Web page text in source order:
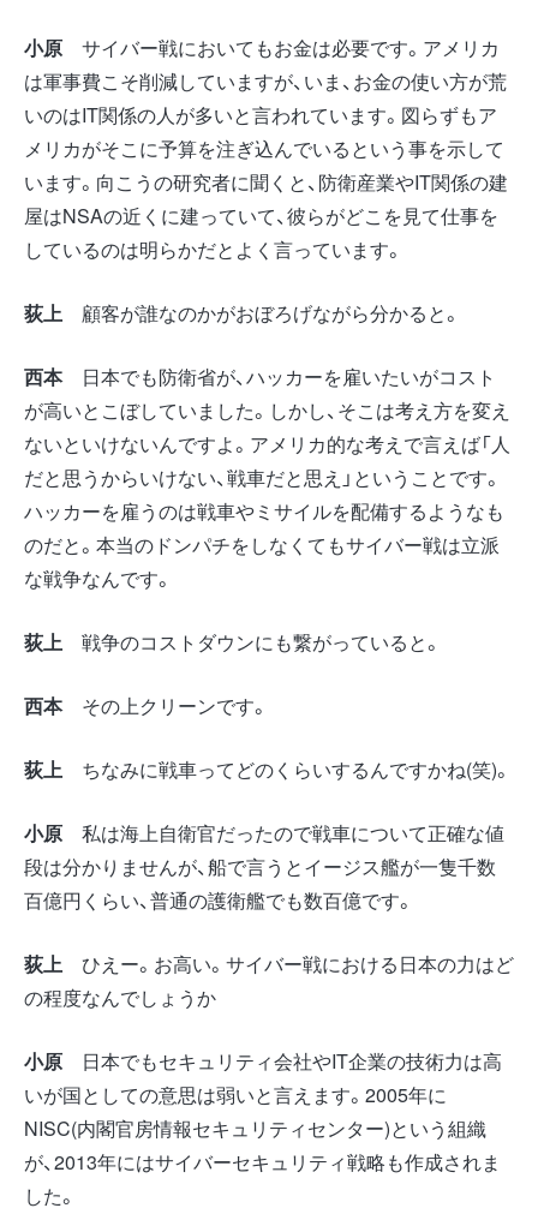
小原 サイバー戦においてもお金は必要です。アメリカ
は軍事費こそ削減していますが、いま、お金の使い方が荒
いのはIT関係の人が多いと言われています。図らずもア
メリカがそこに予算を注ぎ込んでいるという事を示して
います。向こうの研究者に聞くと、防衛産業やIT関係の建
屋はNSAの近くに建っていて、彼らがどこを見て仕事を
しているのは明らかだとよく言っています。
荻上 顧客が誰なのかがおぼろげながら分かると。
西本日本でも防衛省が、ハッカーを雇いたいがコスト
が高いとこぼしていました。しかし、そこは考え方を変え
ないといけないんですよ。アメリカ的な考えで言えば「人
だと思うからいけない、戦車だと思え」ということです。
ハッカーを雇うのは戦車やミサイルを配備するようなも
のだと。本当のドンパチをしなくてもサイバー戦は立派
な戦争なんです。
荻上 戦争のコストダウンにも繋がっていると。
西本その上クリーンです。
荻上 ちなみに戦車ってどのくらいするんですかね(笑)。
小原 私は海上自衛官だったので戦車について正確な値
段は分かりませんが、船で言うとイージス艦が一隻千数
百億円くらい、普通の護衛艦でも数百億です。
荻上 ひえー。お高い。サイバー戦における日本の力はど
の程度なんでしょうか
小原 日本でもセキュリティ会社やIT企業の技術力は高
いが国としての意思は弱いと言えます。2005年に
NISC(内閣官房情報セキュリティセンター)という組織
が、2013年にはサイバーセキュリティ戦略も作成されま
した。